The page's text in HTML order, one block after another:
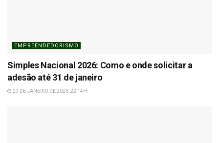
EMPREENDEDORISMO
Simples Nacional 2026: Como e onde solicitar a
adesão até 31 de janeiro
29 DE JANEIRO DE 2026, 22:14H